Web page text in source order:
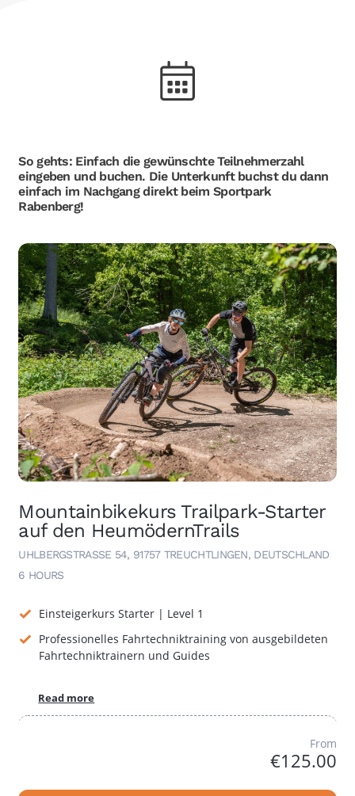
So gehts: Einfach die gewünschte Teilnehmerzahl
eingeben und buchen. Die Unterkunft buchst du dann
einfach im Nachgang direkt beim Sportpark
Rabenberg!
Mountainbikekurs Trailpark-Starter
auf den HeumödernTrails
UHLBERGSTRASSE 54, 91757 TREUCHTLINGEN, DEUTSCHLAND
6 HOURS
Einsteigerkurs Starter | Level 1
Professionelles Fahrtechniktraining von ausgebildeten
Fahrtechniktrainern und Guides
Read more
From
€125.00